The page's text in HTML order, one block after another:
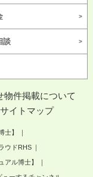
談
物件掲載について
サイトマップ
士】
ウドRHS
アル博士】